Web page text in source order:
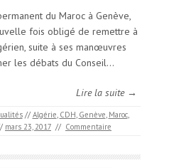
du Maroc à Genève,
fois obligé de remettre à
suite à ses manœuvres
les débats du Conseil…
Lire la suite →
// Algérie, CDH, Genève, Maroc,
mars 23, 2017 // Commentaire